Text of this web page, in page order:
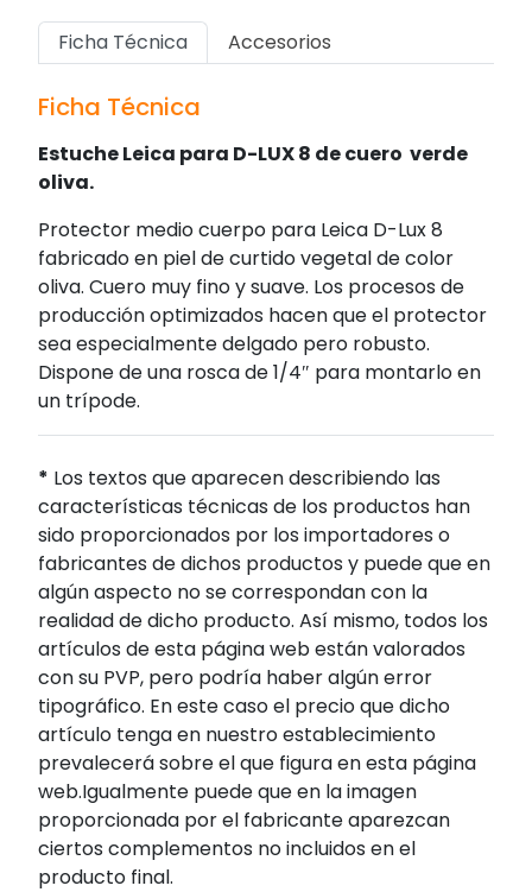
Ficha Técnica Accesorios
Ficha Técnica
Estuche Leica para D-LUX 8 de cuero verde
oliva.
Protector medio cuerpo para Leica D-Lux 8
fabricado en piel de curtido vegetal de color
oliva. Cuero muy fino y suave. Los procesos de
producción optimizados hacen que el protector
sea especialmente delgado pero robusto.
Dispone de una rosca de 1/4″ para montarlo en
un trípode.
* Los textos que aparecen describiendo las
características técnicas de los productos han
sido proporcionados por los importadores o
fabricantes de dichos productos y puede que en
algún aspecto no se correspondan con la
realidad de dicho producto. Así mismo, todos los
artículos de esta página web están valorados
con su PVP, pero podría haber algún error
tipográfico. En este caso el precio que dicho
artículo tenga en nuestro establecimiento
prevalecerá sobre el que figura en esta página
web.Igualmente puede que en la imagen
proporcionada por el fabricante aparezcan
ciertos complementos no incluidos en el
producto final.